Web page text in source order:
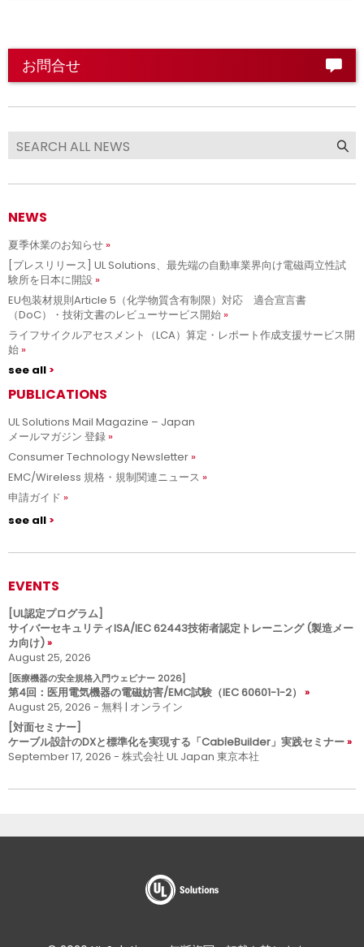
お問合せ
NEWS
夏季休業のお知らせ
[プレスリリース] UL Solutions、最先端の自動車業界向け電磁両立性試
験所を日本に開設
EU包装材規則Article 5（化学物質含有制限）対応 適合宣言書
（DoC）・技術文書のレビューサービス開始
ライフサイクルアセスメント（LCA）算定・レポート作成支援サービス開
始
see all
PUBLICATIONS
UL Solutions Mail Magazine – Japan
メールマガジン 登録
Consumer Technology Newsletter
EMC/Wireless 規格・規制関連ニュース
申請ガイド
see all
EVENTS
[UL認定プログラム]
サイバーセキュリティISA/IEC 62443技術者認定トレーニング (製造メー
カ向け)
August 25, 2026
[医療機器の安全規格入門ウェビナー 2026]
第4回：医用電気機器の電磁妨害/EMC試験（IEC 60601-1-2）
August 25, 2026 - 無料 | オンライン
[対面セミナー]
ケーブル設計のDXと標準化を実現する「CableBuilder」実践セミナー
September 17, 2026 - 株式会社 UL Japan 東京本社